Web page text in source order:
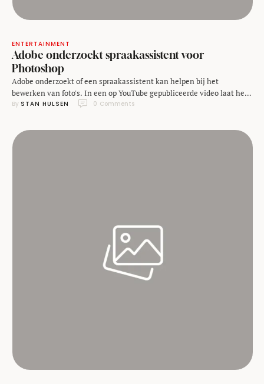
ENTERTAINMENT
Adobe onderzoekt spraakassistent voor
Photoshop
Adobe onderzoekt of een spraakassistent kan helpen bij het
bewerken van foto's. In een op YouTube gepubliceerde video laat het
bedrijf, dat onder andere bekend van zijn software Photoshop, zien
video zie je hoe de assistent kan helpen bij het bijsnijden en draaien
van …
By STAN HULSEN 0 Comments